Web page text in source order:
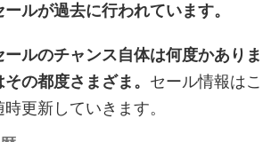
ルが過去に行われています。
ルのチャンス自体は何度かありま
の都度さまざま。 セール情報はこ
更新していきます。